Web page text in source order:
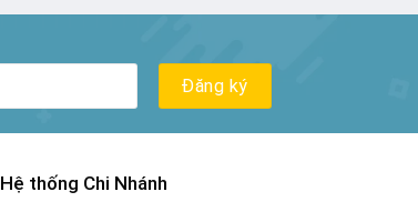
Hệ thống Chi Nhánh